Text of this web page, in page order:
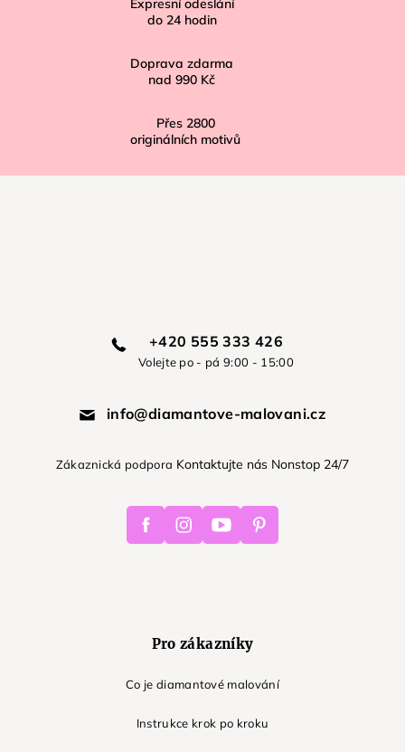
Expresní odeslání
do 24 hodin
Doprava zdarma
nad 990 Kč
Přes 2800
originálních motivů
+420 555 333 426
Volejte po - pá 9:00 - 15:00
info@diamantove-malovani.cz
Zákaznická podpora Kontaktujte nás Nonstop 24/7
FacebookInstagramYoutube Pinterest
Pro zákazníky
Co je diamantové malování
Instrukce krok po kroku